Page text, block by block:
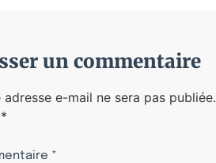
un commentaire
adresse e-mail ne sera pas publiée.
*
*